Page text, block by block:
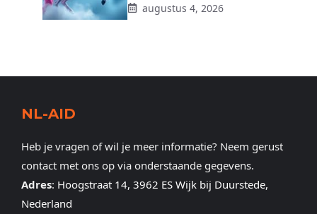
augustus 4, 2026
NL-AID
Heb je vragen of wil je meer informatie? Neem gerust
contact met ons op via onderstaande gegevens.
Adres: Hoogstraat 14, 3962 ES Wijk bij Duurstede,
Nederland